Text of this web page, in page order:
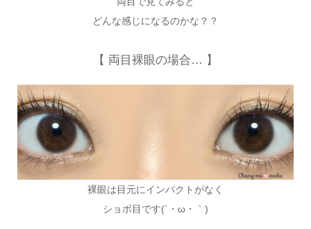
どんな感じになるのかな？？
【 両目裸眼の場合… 】
裸眼は目元にインパクトがなく
ショボ目です(´・ω・｀)